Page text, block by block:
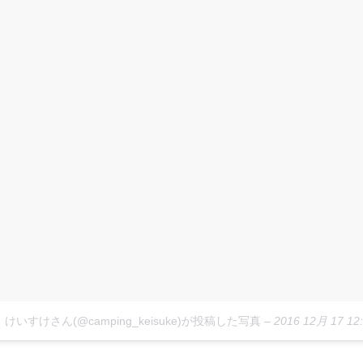
けいすけさん(@camping_keisuke)が投稿した写真 – 2016 12月 17